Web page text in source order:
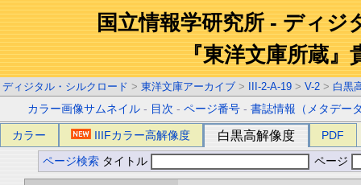
国立情報学研究所 - ディジ
『東洋文庫所蔵』
ディジタル・シルクロード > 東洋文庫アーカイブ > III-2-A-19 > V-2 > 白黒
カラー画像サムネイル - 目次 -ページ番号 -書誌情報（メタデー
カラー IIIFカラー高解像度 白黒高解像度 PDF
ページ検索 タイトル ページ